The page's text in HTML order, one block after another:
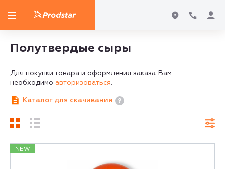
Полутвердые сыры
Для покупки товара и оформления заказа Вам
необходимо авторизоваться.
Каталог для скачивания
NEW